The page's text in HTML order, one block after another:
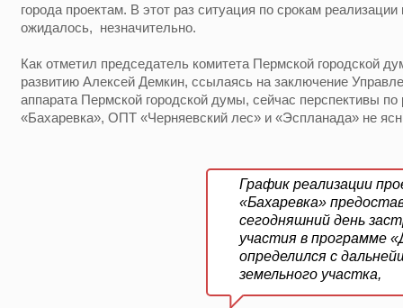
города проектам. В этот раз ситуация по срокам
ожидалось, незначительно.
Как отметил председатель комитета Пермской городской
развитию Алексей Демкин, ссылаясь на заключение
аппарата Пермской городской думы, сейчас перспективы по
«Бахаревка», ОПТ «Черняевский лес» и «Эспланада» не
График реализации
«Бахаревка»
сегодняшний день
участия в программе
определился с
земельного участка,